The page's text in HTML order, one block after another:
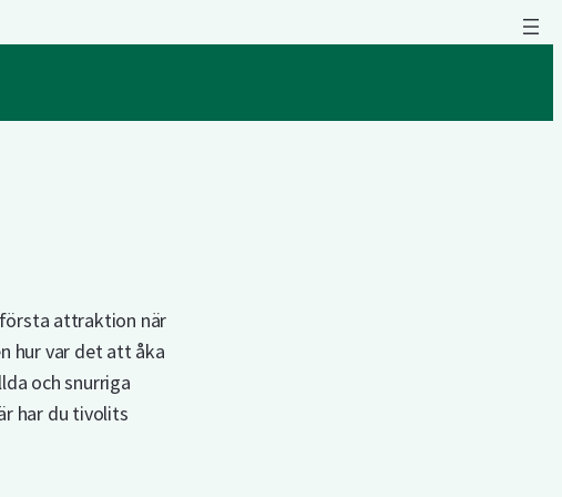
första attraktion när
hur var det att åka
och snurriga
har du tivolits